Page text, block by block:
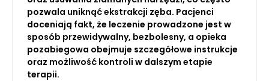
pozwala uniknąć ekstrakcji zęba. Pacjenci
doceniają fakt, że leczenie prowadzone jest w
sposób przewidywalny, bezbolesny, a opieka
pozabiegowa obejmuje szczegółowe instrukcje
oraz możliwość kontroli w dalszym etapie
terapii.